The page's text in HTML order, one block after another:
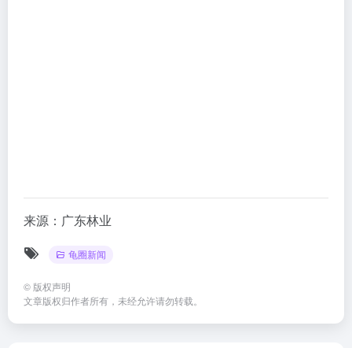
来源：广东林业
龟圈新闻
© 版权声明
文章版权归作者所有，未经允许请勿转载。